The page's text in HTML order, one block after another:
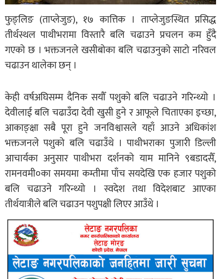
फुङ्लिङ (ताप्लेजुङ), १७ कात्तिक । ताप्लेजुङस्थित प्रसिद्ध
तीर्थस्थल पाथीभरामा विस्तारै बलि चढाउने प्रचलन कम हुँदै
गएको छ । भक्तजनले खसीबोका बलि चढाउनुको साटो नरिवल
चढाउन थालेका छन् ।
केही वर्षअघिसम्म दैनिक सयौँ पशुको बलि चढाउने गरिन्थ्यो ।
देवीलाई बलि चढाउँदा देवी खुसी हुने र आफूले चिताएका इच्छा,
आकाङ्क्षा सबै पूरा हुने जनविश्वासले यहाँ आउने अधिकांश
भक्तजनले पशुको बलि चढाउँथे । पाथीभराका पुजारी डिल्ली
आचार्यका अनुसार पाथीभरा दर्शनको याम मानिने ९बडादसैँ,
रामनवमी०का समयमा कम्तीमा पाँच सयदेखि एक हजार पशुको
बलि चढाउने गरिन्थ्यो । स्वदेश तथा विदेशबाट आएका
तीर्थयात्रीले बलि चढाउन पशुपक्षी लिएर आउँथे ।